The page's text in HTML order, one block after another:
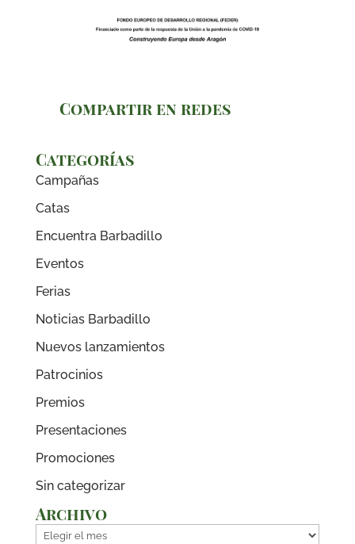
Compartir en redes
Categorías
Campañas
Catas
Encuentra Barbadillo
Eventos
Ferias
Noticias Barbadillo
Nuevos lanzamientos
Patrocinios
Premios
Presentaciones
Promociones
Sin categorizar
Archivo
Archivo